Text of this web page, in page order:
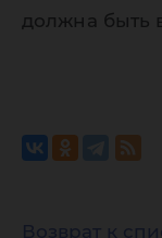
должна быть
Возврат к